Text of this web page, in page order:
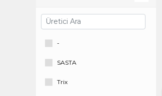
Trix
-
SASTA
Trix